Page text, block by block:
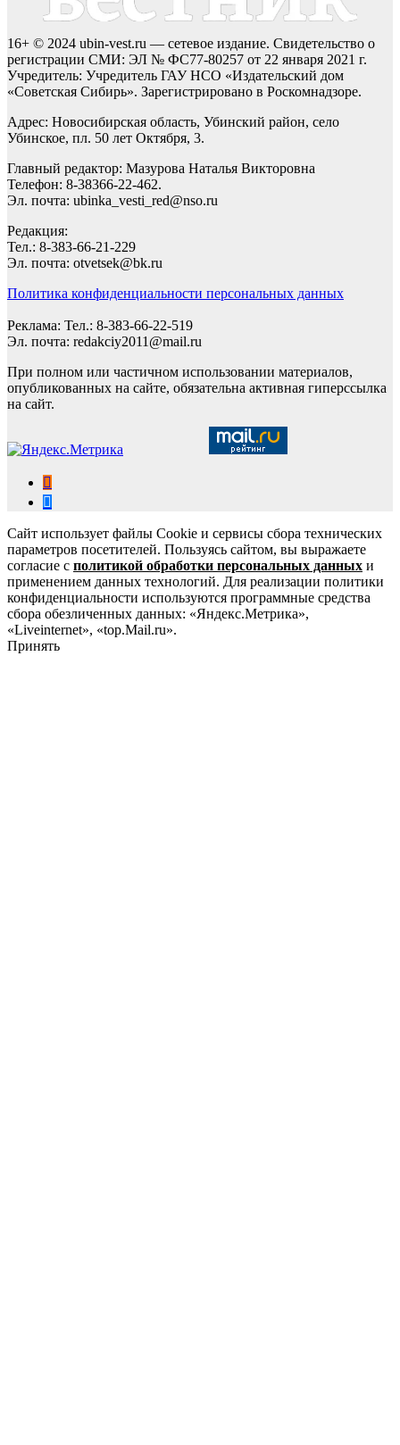
16+ © 2024 ubin-vest.ru — сетевое издание. Свидетельство о
регистрации СМИ: ЭЛ № ФС77-80257 от 22 января 2021 г.
Учредитель: Учредитель ГАУ НСО «Издательский дом
«Советская Сибирь». Зарегистрировано в Роскомнадзоре.
Адрес: Новосибирская область, Убинский район, село
Убинское, пл. 50 лет Октября, 3.
Главный редактор: Мазурова Наталья Викторовна
Телефон: 8-38366-22-462.
Эл. почта: ubinka_vesti_red@nso.ru
Редакция:
Тел.: 8-383-66-21-229
Эл. почта: otvetsek@bk.ru
Политика конфиденциальности персональных данных
Реклама: Тел.: 8-383-66-22-519
Эл. почта: redakciy2011@mail.ru
При полном или частичном использовании материалов,
опубликованных на сайте, обязательна активная гиперссылка
на сайт.
Сайт использует файлы Cookie и сервисы сбора технических
параметров посетителей. Пользуясь сайтом, вы выражаете
согласие с политикой обработки персональных данных и
применением данных технологий. Для реализации политики
конфиденциальности используются программные средства
сбора обезличенных данных: «Яндекс.Метрика»,
«Liveinternet», «top.Mail.ru».
Принять